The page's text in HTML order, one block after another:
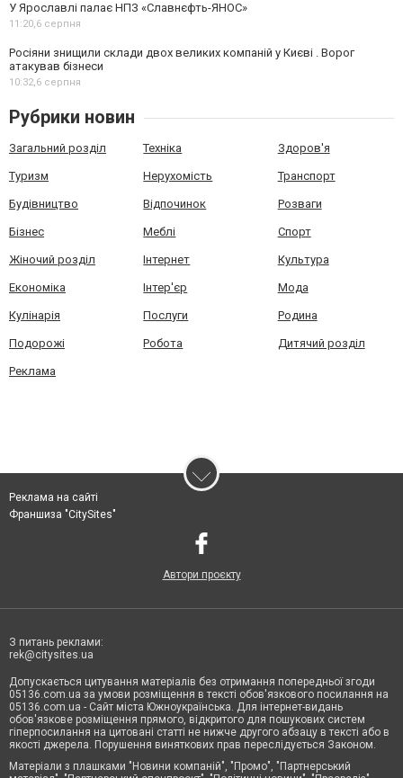
У Ярославлі палає НПЗ «Славнєфть-ЯНОС»
11:20,6 серпня
Росіяни знищили склади двох великих компаній у Києві . Ворог
атакував бізнеси
10:32,6 серпня
Рубрики новин
Загальний розділ Техніка Здоров'я
Туризм Нерухомість Транспорт
Будівництво Відпочинок Розваги
Бізнес Меблі Спорт
Жіночий розділ Інтернет Культура
Економіка Інтер'єр Мода
Кулінарія Послуги Родина
Подорожі Робота Дитячий розділ
Реклама
Реклама на сайті
Франшиза "CitySites"
Автори проєкту
З питань реклами:
rek@citysites.ua
Допускається цитування матеріалів без отримання попередньої згоди
05136.com.ua за умови розміщення в тексті обов'язкового посилання на
05136.com.ua - Сайт міста Южноукраїнська. Для інтернет-видань
обов'язкове розміщення прямого, відкритого для пошукових систем
гіперпосилання на цитовані статті не нижче другого абзацу в тексті або в
якості джерела. Порушення виняткових прав переслідується Законом.
Матеріали з плашками "Новини компаній", "Промо", "Партнерський